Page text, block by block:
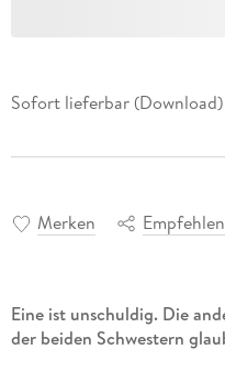
Sofort lieferbar (Download)
Merken Empfehlen
Eine ist unschuldig. Die
der beiden Schwestern